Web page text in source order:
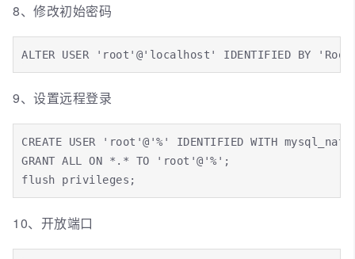
8、修改初始密码
ALTER USER 'root'@'localhost' IDENTIFIED BY
9、设置远程登录
CREATE USER 'root'@'%' IDENTIFIED WITH
GRANT ALL ON *.* TO 'root'@'%';
flush privileges;
10、开放端口